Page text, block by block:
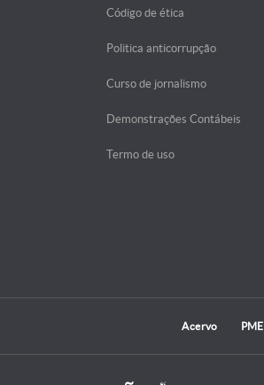
Código de ética
Politica anticorrupção
Curso de jornalismo
Demonstrações Contábeis
Termo de uso
Acervo PME